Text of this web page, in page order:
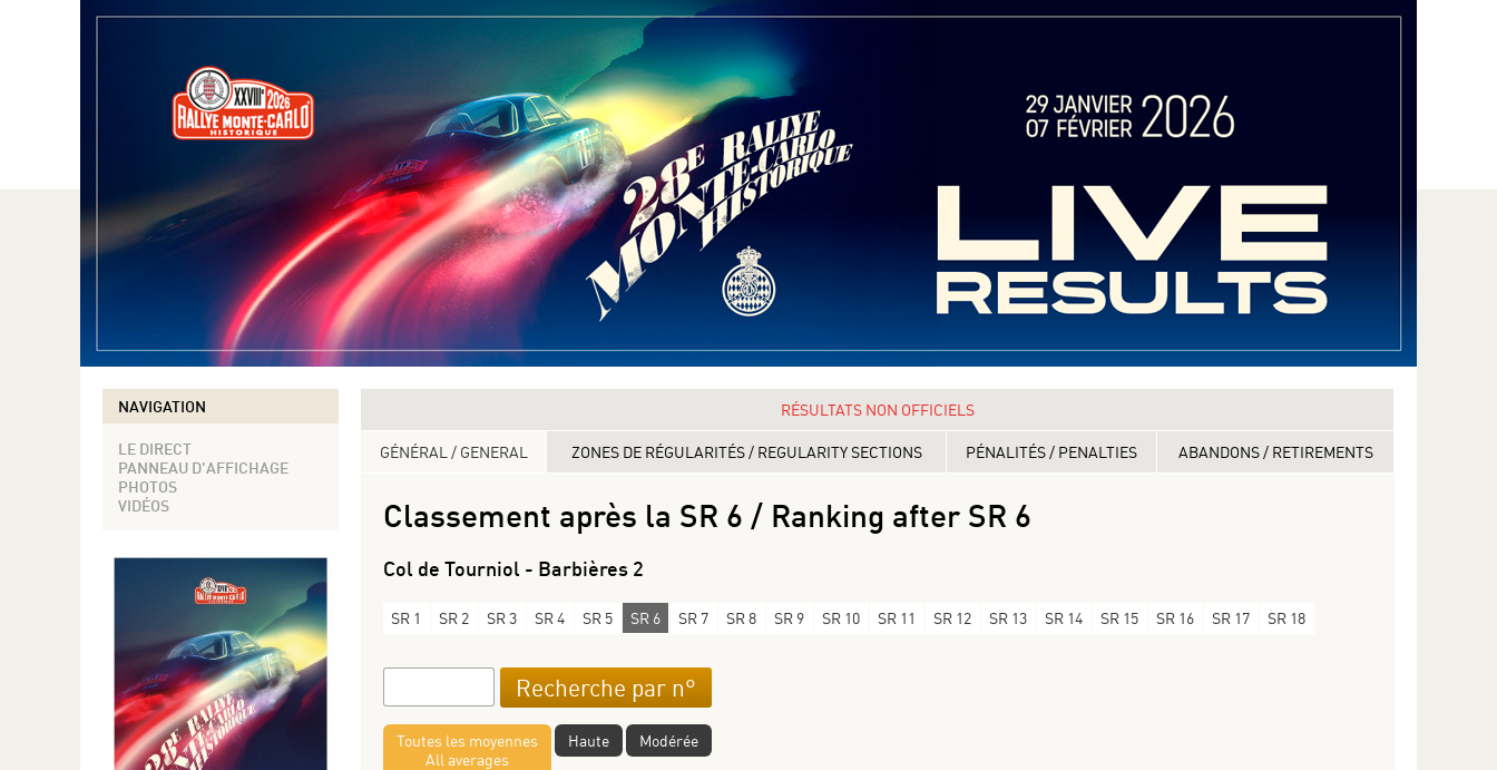
NAVIGATION
LE DIRECT
PANNEAU D'AFFICHAGE
PHOTOS
VIDÉOS
RÉSULTATS NON OFFICIELS
GÉNÉRAL / GENERAL ZONES DE RÉGULARITÉS / REGULARITY SECTIONS PÉNALITÉS / PENALTIES ABANDONS / RETIREMENTS
Classement après la SR 6 / Ranking after SR 6
Col de Tourniol - Barbières 2
SR 1 SR 2 SR 3 SR 4 SR 5 SR 6 SR 7 SR 8 SR 9 SR 10 SR 11 SR 12 SR 13 SR 14 SR 15 SR 16 SR 17 SR 18
Toutes les moyennes
All averages
Haute Modérée